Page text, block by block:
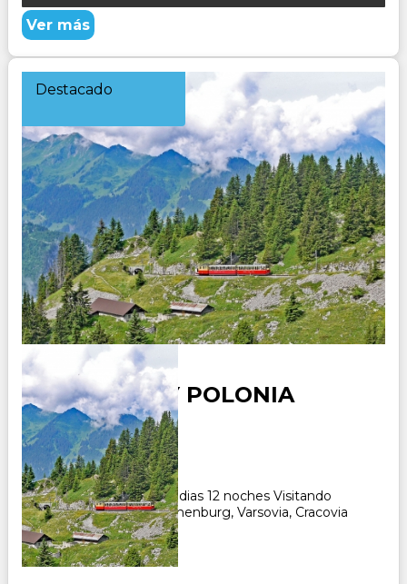
Ver más
Destacado
ALEMANIA Y POLONIA
Duración:
13Días12Noches
Paqete Turistico de 13 dias 12 noches Visitando
Munich, Francfurt, Rothenburg, Varsovia, Cracovia